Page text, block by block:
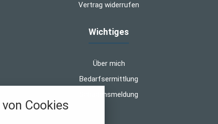
Vertrag widerrufen
Wichtiges
Über mich
Bedarfsermittlung
Schadensmeldung
Cookies